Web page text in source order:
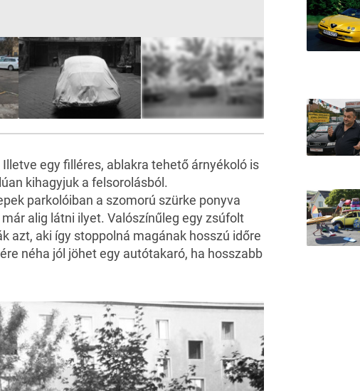
egy filléres, ablakra tehető árnyékoló is
kihagyjuk a felsorolásból.
parkolóiban a szomorú szürke ponyva
alig látni ilyet. Valószínűleg egy zsúfolt
azt, aki így stoppolná magának hosszú időre
néha jól jöhet egy autótakaró, ha hosszabb